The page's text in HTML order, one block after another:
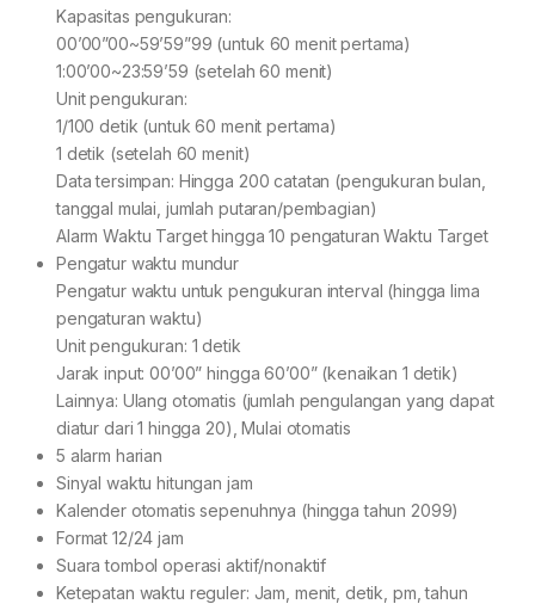
Kapasitas pengukuran:
00’00”00~59’59”99 (untuk 60 menit pertama)
1:00’00~23:59’59 (setelah 60 menit)
Unit pengukuran:
1/100 detik (untuk 60 menit pertama)
1 detik (setelah 60 menit)
Data tersimpan: Hingga 200 catatan (pengukuran bulan,
tanggal mulai, jumlah putaran/pembagian)
Alarm Waktu Target hingga 10 pengaturan Waktu Target
Pengatur waktu mundur
Pengatur waktu untuk pengukuran interval (hingga lima
pengaturan waktu)
Unit pengukuran: 1 detik
Jarak input: 00’00” hingga 60’00” (kenaikan 1 detik)
Lainnya: Ulang otomatis (jumlah pengulangan yang dapat
diatur dari 1 hingga 20), Mulai otomatis
5 alarm harian
Sinyal waktu hitungan jam
Kalender otomatis sepenuhnya (hingga tahun 2099)
Format 12/24 jam
Suara tombol operasi aktif/nonaktif
Ketepatan waktu reguler: Jam, menit, detik, pm, tahun